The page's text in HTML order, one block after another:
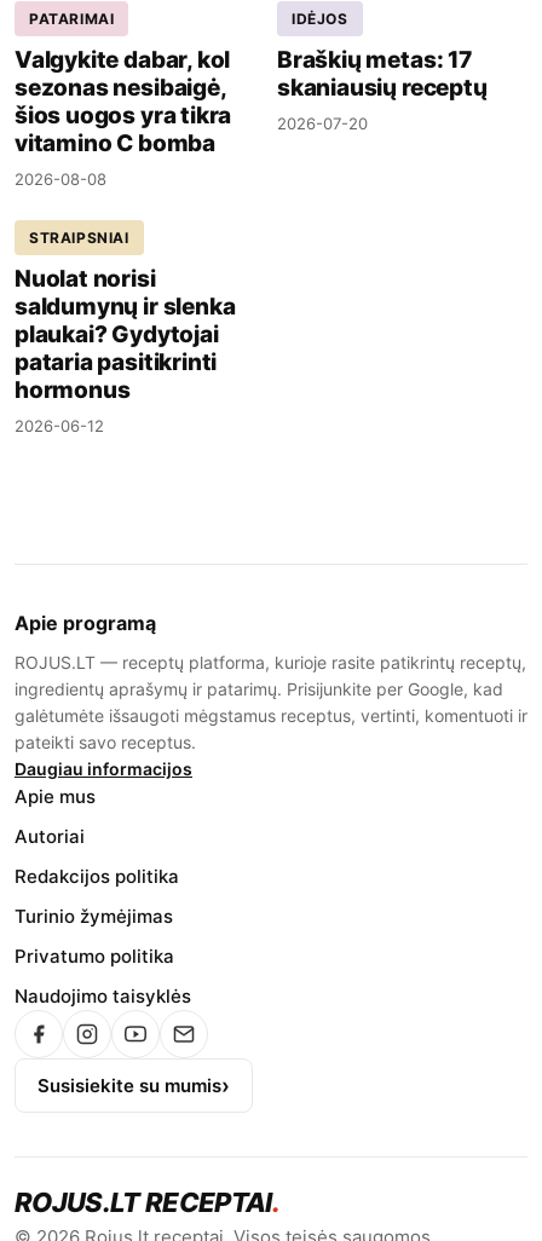
PATARIMAI
Valgykite dabar, kol
sezonas nesibaigė,
šios uogos yra tikra
vitamino C bomba
2026-08-08
IDĖJOS
Braškių metas: 17
skaniausių receptų
2026-07-20
STRAIPSNIAI
Nuolat norisi
saldumynų ir slenka
plaukai? Gydytojai
pataria pasitikrinti
hormonus
2026-06-12
Apie programą
ROJUS.LT — receptų platforma, kurioje rasite patikrintų receptų,
ingredientų aprašymų ir patarimų. Prisijunkite per Google, kad
galėtumėte išsaugoti mėgstamus receptus, vertinti, komentuoti ir
pateikti savo receptus.
Daugiau informacijos
Apie mus
Autoriai
Redakcijos politika
Turinio žymėjimas
Privatumo politika
Naudojimo taisyklės
Susisiekite su mumis
ROJUS.LT RECEPTAI.